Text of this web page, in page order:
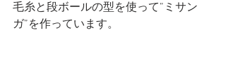
毛糸と段ボールの型を使って”ミサン
ガ”を作っています。